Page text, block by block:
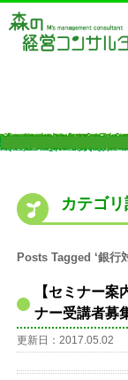
カテゴ
Posts Tagged ‘銀行
【セミナー
ナー受講者募
更新日：2017.05.02